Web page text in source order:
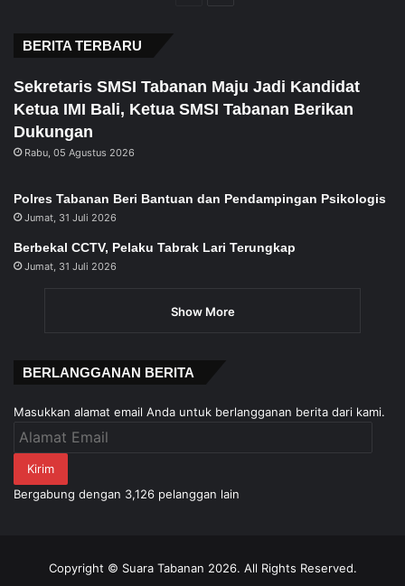
BERITA TERBARU
Sekretaris SMSI Tabanan Maju Jadi Kandidat
Ketua IMI Bali, Ketua SMSI Tabanan Berikan
Dukungan
Rabu, 05 Agustus 2026
Polres Tabanan Beri Bantuan dan Pendampingan Psikologis
Jumat, 31 Juli 2026
Berbekal CCTV, Pelaku Tabrak Lari Terungkap
Jumat, 31 Juli 2026
Show More
BERLANGGANAN BERITA
Masukkan alamat email Anda untuk berlangganan berita dari kami.
Alamat
Kirim
Bergabung dengan 3,126 pelanggan lain
Copyright © Suara Tabanan 2026. All Rights Reserved.